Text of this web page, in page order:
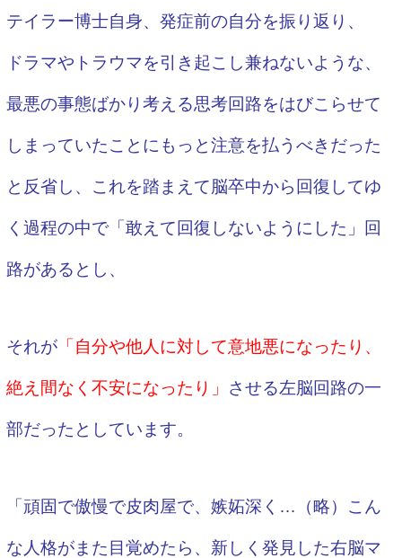
テイラー博士自身、発症前の自分を振り返り、
ドラマやトラウマを引き起こし兼ねないような、
最悪の事態ばかり考える思考回路をはびこらせて
しまっていたことにもっと注意を払うべきだった
と反省し、これを踏まえて脳卒中から回復してゆ
く過程の中で「敢えて回復しないようにした」回
路があるとし、
それが「自分や他人に対して意地悪になったり、
絶え間なく不安になったり」 させる左脳回路の一
部だったとしています。
「頑固で傲慢で皮肉屋で、嫉妬深く…（略）こん
な人格がまた目覚めたら、新しく発見した右脳マ